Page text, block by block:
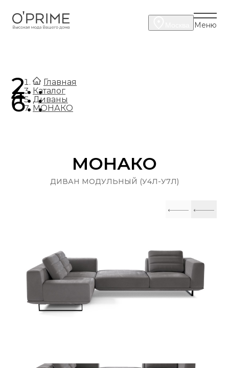
Меню
Главная
.
Каталог
.
Диваны
.
МОНАКО
МОНАКО
ДИВАН МОДУЛЬНЫЙ (У4Л-У7Л)